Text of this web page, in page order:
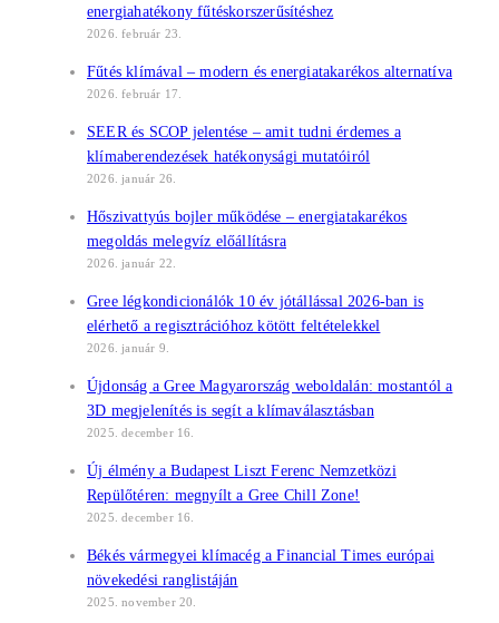
energiahatékony fűtéskorszerűsítéshez
2026. február 23.
Fűtés klímával – modern és energiatakarékos alternatíva
2026. február 17.
SEER és SCOP jelentése – amit tudni érdemes a
klímaberendezések hatékonysági mutatóiról
2026. január 26.
Hőszivattyús bojler működése – energiatakarékos
megoldás melegvíz előállításra
2026. január 22.
Gree légkondicionálók 10 év jótállással 2026-ban is
elérhető a regisztrációhoz kötött feltételekkel
2026. január 9.
Újdonság a Gree Magyarország weboldalán: mostantól a
3D megjelenítés is segít a klímaválasztásban
2025. december 16.
Új élmény a Budapest Liszt Ferenc Nemzetközi
Repülőtéren: megnyílt a Gree Chill Zone!
2025. december 16.
Békés vármegyei klímacég a Financial Times európai
növekedési ranglistáján
2025. november 20.